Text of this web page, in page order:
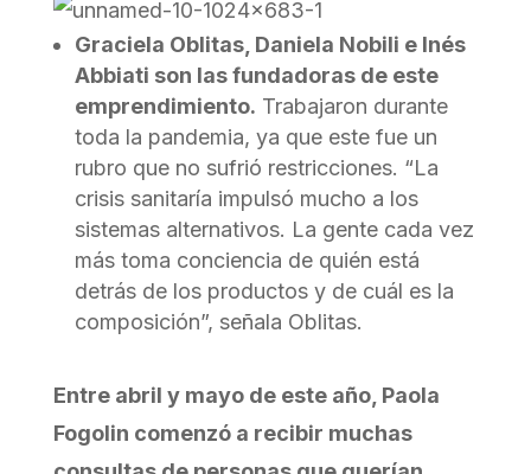
Graciela Oblitas, Daniela Nobili e Inés
Abbiati son las fundadoras de este
emprendimiento. Trabajaron durante
toda la pandemia, ya que este fue un
rubro que no sufrió restricciones. “La
crisis sanitaría impulsó mucho a los
sistemas alternativos. La gente cada vez
más toma conciencia de quién está
detrás de los productos y de cuál es la
composición”, señala Oblitas.
Entre abril y mayo de este año, Paola
Fogolin comenzó a recibir muchas